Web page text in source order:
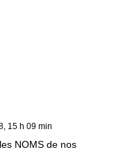
15 h 09 min
NOMS de nos